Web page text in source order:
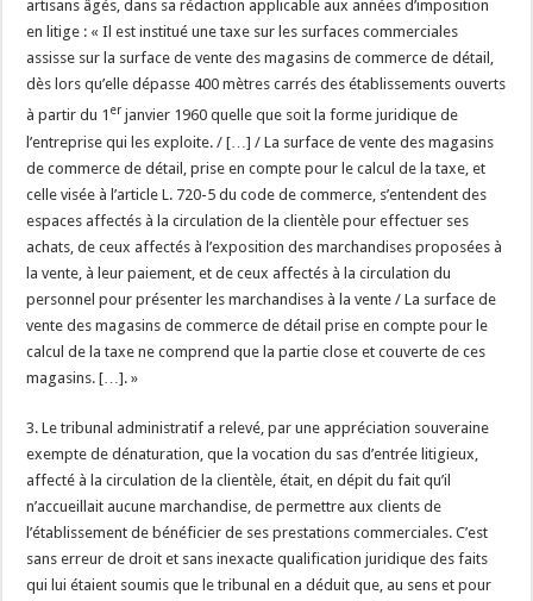
artisans âgés, dans sa rédaction applicable aux années d’imposition
en litige : « Il est institué une taxe sur les surfaces commerciales
assisse sur la surface de vente des magasins de commerce de détail,
dès lors qu’elle dépasse 400 mètres carrés des établissements ouverts
à partir du 1 er janvier 1960 quelle que soit la forme juridique de
l’entreprise qui les exploite. / […] / La surface de vente des magasins
de commerce de détail, prise en compte pour le calcul de la taxe, et
celle visée à l’article L. 720-5 du code de commerce, s’entendent des
espaces affectés à la circulation de la clientèle pour effectuer ses
achats, de ceux affectés à l’exposition des marchandises proposées à
la vente, à leur paiement, et de ceux affectés à la circulation du
personnel pour présenter les marchandises à la vente / La surface de
vente des magasins de commerce de détail prise en compte pour le
calcul de la taxe ne comprend que la partie close et couverte de ces
magasins. […]. »
3. Le tribunal administratif a relevé, par une appréciation souveraine
exempte de dénaturation, que la vocation du sas d’entrée litigieux,
affecté à la circulation de la clientèle, était, en dépit du fait qu’il
n’accueillait aucune marchandise, de permettre aux clients de
l’établissement de bénéficier de ses prestations commerciales. C’est
sans erreur de droit et sans inexacte qualification juridique des faits
qui lui étaient soumis que le tribunal en a déduit que, au sens et pour